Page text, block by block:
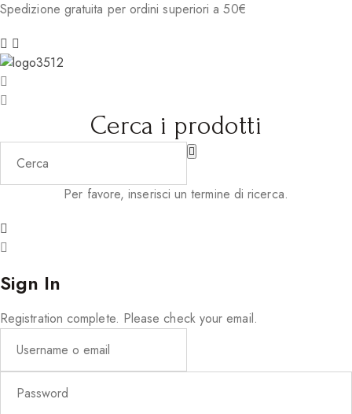
Spedizione gratuita per ordini superiori a 50€
Cerca i prodotti
Per favore, inserisci un termine di ricerca.
Sign In
Registration complete. Please check your email.